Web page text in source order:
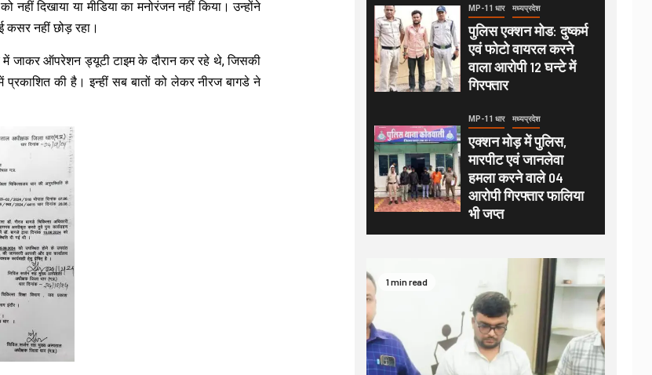
नहीं दिखाया या मीडिया का मनोरंजन नहीं किया। उन्होंने
नहीं छोड़ रहा।
जाकर ऑपरेशन ड्यूटी टाइम के दौरान कर रहे थे, जिसकी
की है। इन्हीं सब बातों को लेकर नीरज बागडे ने
MP-11 धार मध्यप्रदेश
पुलिस एक्शन मोड: दुष्कर्म
एवं फोटो वायरल करने
वाला आरोपी 12 घन्टे में
गिरफ्तार
MP-11 धार मध्यप्रदेश
एक्शन मोड़ में पुलिस,
मारपीट एवं जानलेवा
हमला करने वाले 04
आरोपी गिरफ्तार फालिया
भी जप्त
1 min read